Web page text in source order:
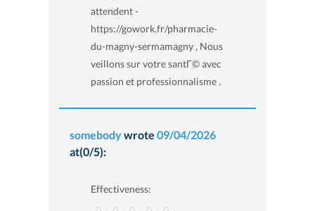
attendent -
https://gowork.fr/pharmacie-
du-magny-sermamagny , Nous
veillons sur votre santГ© avec
passion et professionnalisme .
somebodywrote 09/04/2026
at(0/5):
Effectiveness: